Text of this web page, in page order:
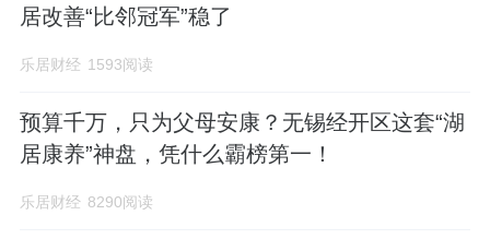
居改善“比邻冠军”稳了
乐居财经 1593阅读
预算千万，只为父母安康？无锡经开区这套“湖
居康养”神盘，凭什么霸榜第一！
乐居财经 8290阅读